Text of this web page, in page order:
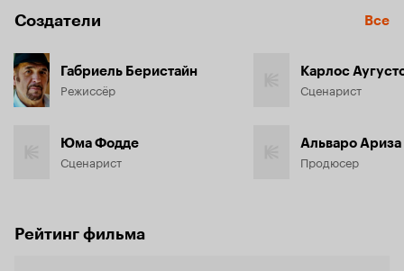
Создатели Все
Габриель Беристайн
Режиссёр
Юма Фодде
Сценарист
Карлос
Сценарист
Альваро Ариза
Продюсер
Рейтинг фильма